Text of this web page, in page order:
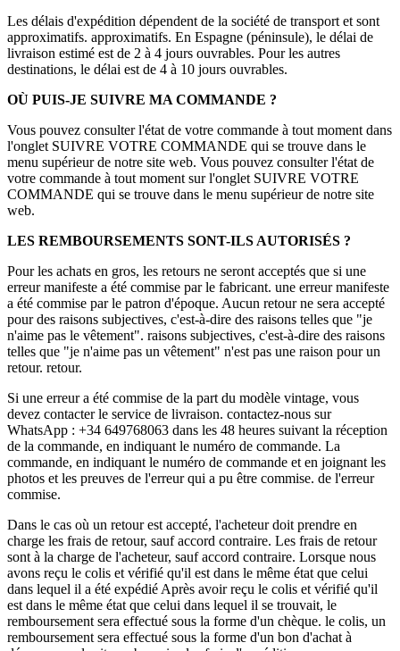
Les délais d'expédition dépendent de la société de transport et sont
approximatifs. approximatifs. En Espagne (péninsule), le délai de
livraison estimé est de 2 à 4 jours ouvrables. Pour les autres
destinations, le délai est de 4 à 10 jours ouvrables.
OÙ PUIS-JE SUIVRE MA COMMANDE ?
Vous pouvez consulter l'état de votre commande à tout moment dans
l'onglet SUIVRE VOTRE COMMANDE qui se trouve dans le
menu supérieur de notre site web. Vous pouvez consulter l'état de
votre commande à tout moment sur l'onglet SUIVRE VOTRE
COMMANDE qui se trouve dans le menu supérieur de notre site
web.
LES REMBOURSEMENTS SONT-ILS AUTORISÉS ?
Pour les achats en gros, les retours ne seront acceptés que si une
erreur manifeste a été commise par le fabricant. une erreur manifeste
a été commise par le patron d'époque. Aucun retour ne sera accepté
pour des raisons subjectives, c'est-à-dire des raisons telles que "je
n'aime pas le vêtement". raisons subjectives, c'est-à-dire des raisons
telles que "je n'aime pas un vêtement" n'est pas une raison pour un
retour. retour.
Si une erreur a été commise de la part du modèle vintage, vous
devez contacter le service de livraison. contactez-nous sur
WhatsApp : +34 649768063 dans les 48 heures suivant la réception
de la commande, en indiquant le numéro de commande. La
commande, en indiquant le numéro de commande et en joignant les
photos et les preuves de l'erreur qui a pu être commise. de l'erreur
commise.
Dans le cas où un retour est accepté, l'acheteur doit prendre en
charge les frais de retour, sauf accord contraire. Les frais de retour
sont à la charge de l'acheteur, sauf accord contraire. Lorsque nous
avons reçu le colis et vérifié qu'il est dans le même état que celui
dans lequel il a été expédié Après avoir reçu le colis et vérifié qu'il
est dans le même état que celui dans lequel il se trouvait, le
remboursement sera effectué sous la forme d'un chèque. le colis, un
remboursement sera effectué sous la forme d'un bon d'achat à